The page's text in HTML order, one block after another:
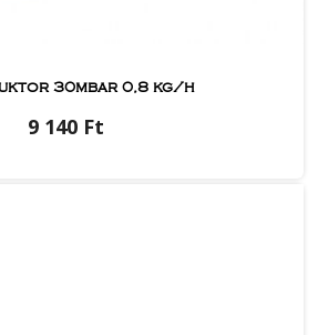
30mbar 0,8 kg/h
9 140 Ft